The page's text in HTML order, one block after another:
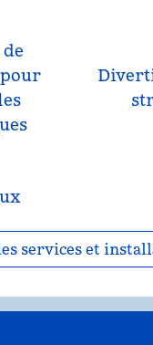
services et